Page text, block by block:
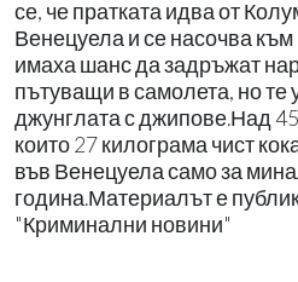
се, че пратката идва от
Венецуела и се насочва
имаха шанс да задръжат
пътуващи в самолета, но те
джунглата с джипове.Над
които 27 килограма чист
във Венецуела само за
година.Материалът е
"Криминални новини"